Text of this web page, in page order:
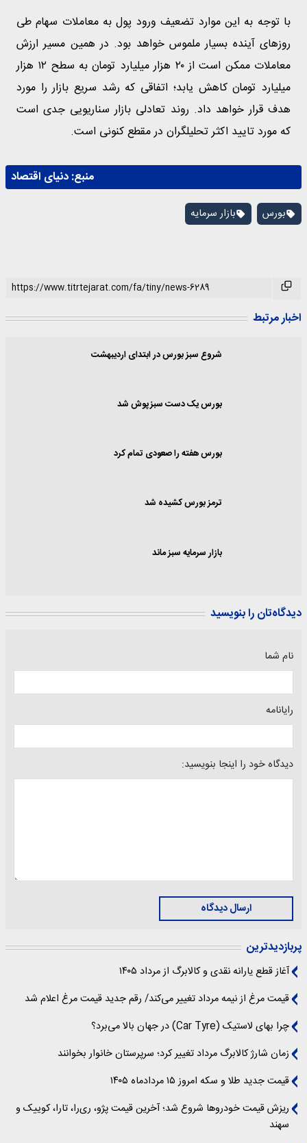
با توجه به این موارد تضعیف ورود پول به معاملات سهام طی
روز‌های آینده بسیار ملموس خواهد بود. در همین مسیر ارزش
معاملات ممکن است از ۲۰ هزار میلیارد تومان به سطح ۱۲ هزار
میلیارد تومان کاهش یابد؛ اتفاقی که رشد سریع بازار را مورد
هدف قرار خواهد داد. روند تعادلی بازار سناریویی جدی است
که مورد تایید اکثر تحلیلگران در مقطع کنونی است.
منبع:دنیای اقتصاد
بورس بازار سرمایه
اخبار مرتبط
شروع سبز بورس در ابتدای اردیبهشت
بورس یک دست سبزپوش شد
بورس هفته را صعودی تمام کرد
ترمز بورس کشیده شد
بازار سرمایه سبز ماند
دیدگاه‌تان را بنویسید
نام شما
رایانامه
دیدگاه خود را اینجا بنویسید:
ارسال دیدگاه
پربازدیدترین
آغاز قطع یارانه نقدی و کالابرگ از مرداد ۱۴۰۵
قیمت مرغ از نیمه مرداد تغییر می‌کند/ رقم جدید قیمت مرغ اعلام شد
چرا بهای لاستیک (Car Tyre) در جهان بالا می‌برد؟
زمان شارژ کالابرگ مرداد تغییر کرد؛ سرپرستان خانوار بخوانند
قیمت جدید طلا و سکه امروز ۱۵ مردادماه ۱۴۰۵
ریزش قیمت خودروها شروع شد؛ آخرین قیمت پژو، ری‌را، تارا، کوییک و
سهند